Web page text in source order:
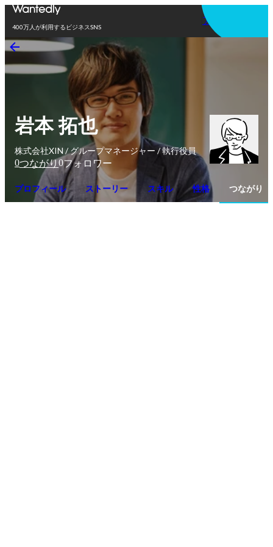
400万人が利用するビジネスSNS
アプリを使う
岩本 拓也
株式会社XIN / グループマネージャー / 執行役員
0つながり 0フォロワー
プロフィール ストーリー スキル 性格 つながり